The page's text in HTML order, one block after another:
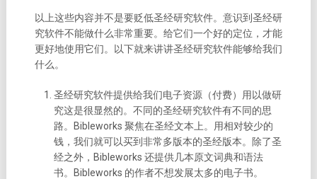
以上这些内容并不是要贬低圣经研究软件。意识到圣经研
究软件不能做什么非常重要。给它们一个好的定位，才能
更好地使用它们。以下就来讲讲圣经研究软件能够给我们
什么。
圣经研究软件提供给我们电子资源（付费）用以做研
究这是很显然的。不同的圣经研究软件有不同的思
路。Bibleworks 聚焦在圣经文本上。用相对较少的
钱，我们就可以买到非常多版本的圣经版本。除了圣
经之外，Bibleworks 还提供几本原文词典和语法
书。Bibleworks 的作者不想发展太多的电子书。